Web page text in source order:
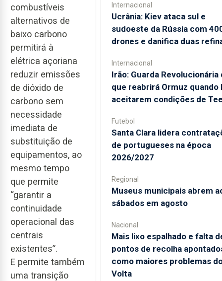
combustíveis
alternativos de
baixo carbono
permitirá à
elétrica açoriana
reduzir emissões
de dióxido de
carbono sem
necessidade
imediata de
substituição de
equipamentos, ao
mesmo tempo
que permite
“garantir a
continuidade
operacional das
centrais
existentes”.
E permite também
uma transição
Internacional
Ucrânia: Kiev ataca sul e
sudoeste da Rússia com
drones e danifica duas
Internacional
Irão: Guarda Revolucionária
que reabrirá Ormuz quando
aceitarem condições de
Futebol
Santa Clara lidera
de portugueses na época
2026/2027
Regional
Museus municipais abrem
sábados em agosto
Nacional
Mais lixo espalhado e falta
pontos de recolha
como maiores problemas
Volta